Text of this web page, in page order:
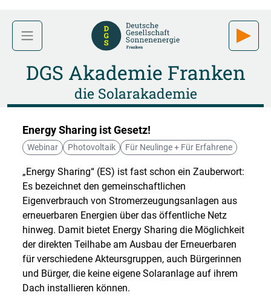
DGS Akademie Franken
die Solarakademie
Energy Sharing ist Gesetz!
Webinar Photovoltaik Für Neulinge + Für Erfahrene
„Energy Sharing“ (ES) ist fast schon ein Zauberwort:
Es bezeichnet den gemeinschaftlichen
Eigenverbrauch von Stromerzeugungsanlagen aus
erneuerbaren Energien über das öffentliche Netz
hinweg. Damit bietet Energy Sharing die Möglichkeit
der direkten Teilhabe am Ausbau der Erneuerbaren
für verschiedene Akteursgruppen, auch Bürgerinnen
und Bürger, die keine eigene Solaranlage auf ihrem
Dach installieren können.